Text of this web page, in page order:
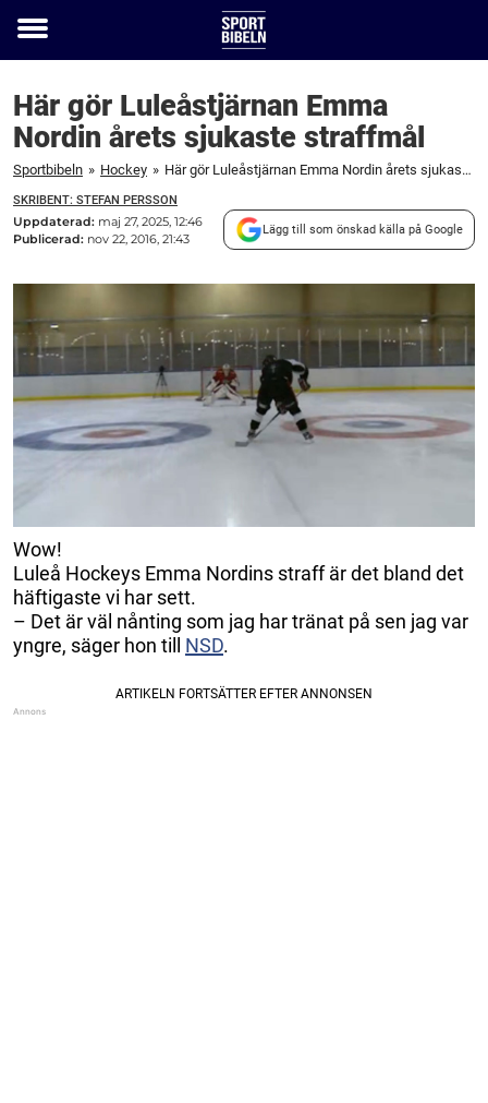
Toggle
Här gör Luleåstjärnan Emma
Nordin årets sjukaste straffmål
Sportbibeln » Hockey » Här gör Luleåstjärnan Emma Nordin årets sjukaste straffmål
SKRIBENT: STEFAN PERSSON
Uppdaterad: maj 27, 2025, 12:46
Publicerad: nov 22, 2016, 21:43
Lägg till som önskad källa på Google
Wow!
Luleå Hockeys Emma Nordins straff är det bland det
häftigaste vi har sett.
– Det är väl nånting som jag har tränat på sen jag var
yngre, säger hon till NSD.